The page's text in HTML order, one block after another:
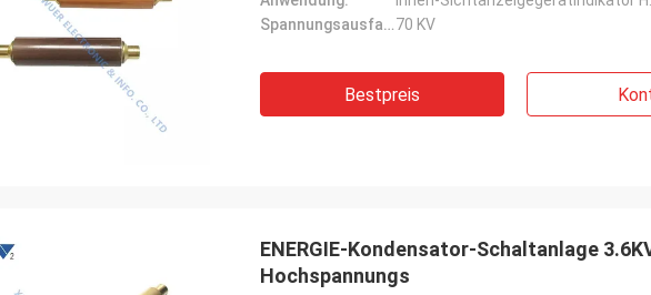
Spannungsausfall:70 KV
Bestpreis
ENERGIE-Kondensator-Schaltanlage
Hochspannungs